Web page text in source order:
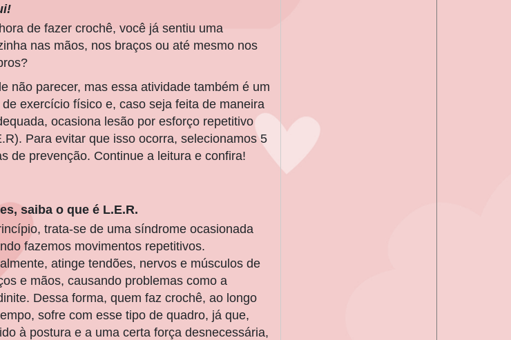
de fazer crochê, você já sentiu uma
nas mãos, nos braços ou até mesmo nos
não parecer, mas essa atividade também é um
de exercício físico e, caso seja feita de maneira
ocasiona lesão por esforço repetitivo
Para evitar que isso ocorra, selecionamos 5
de prevenção. Continue a leitura e confira!
saiba o que é L.E.R.
trata-se de uma síndrome ocasionada
fazemos movimentos repetitivos.
atinge tendões, nervos e músculos de
e mãos, causando problemas como a
Dessa forma, quem faz crochê, ao longo
sofre com esse tipo de quadro, já que,
à postura e a uma certa força desnecessária,